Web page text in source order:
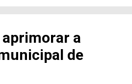
homem de negócios nascido em
mora na “Capital da fé” há mais de
espalhados pelos municípios de
de Goiás. Além disso, já passou por
aprimorar a
de